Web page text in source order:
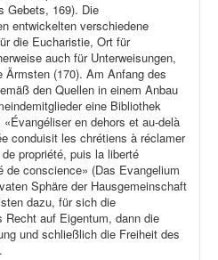
Gebets, 169). Die
entwickelten verschiedene
die Eucharistie, Ort für
auch für Unterweisungen,
(170). Am Anfang des
den Quellen in einem Anbau
eine Bibliothek
en dehors et au-delà
conduisit les chrétiens à réclamer
propriété, puis la liberté
de conscience» (Das Evangelium
Sphäre der Hausgemeinschaft
dazu, für sich die
Recht auf Eigentum, dann die
und schließlich die Freiheit des